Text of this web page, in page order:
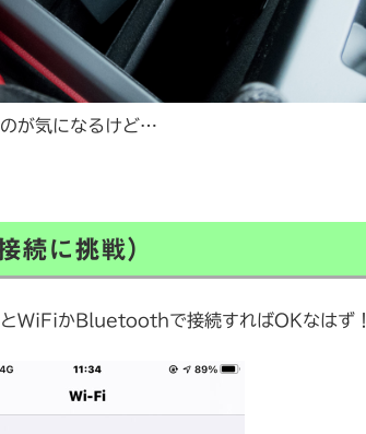
が気になるけど…
続に挑戦）
WiFiかBluetoothで接続すればOKなはず！